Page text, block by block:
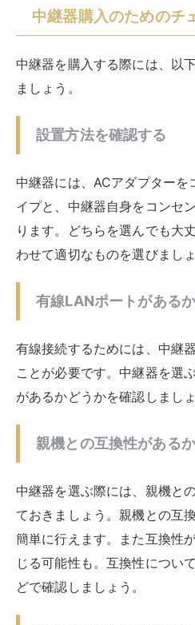
新のWi-Fi規格に対応している
ことになります。
認する
中継器を選ぶ際には、「デュ
応しているかも確認しましょ
続は、親機と中継器の接続を
二つ帯域を同時使用できる方
た中継器を選ぶことで、速度
ます。
中継器の設置で改善さ
中継器を設置することで、以
る可能性があります。
ようになる
中継器を設置すれば、今まで
た場所にも電波が届くように
に広い家の場合、Wi-Fiの電波
ことが多いです。中継器を使